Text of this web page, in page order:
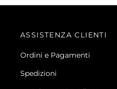
ASSISTENZA CLIENTI
Ordini e Pagamenti
Spedizioni